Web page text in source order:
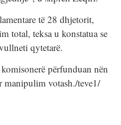
të 28 dhjetorit,
total, teksa u konstatua se
qytetarë.
përfunduan nën
manipulim votash./teve1/